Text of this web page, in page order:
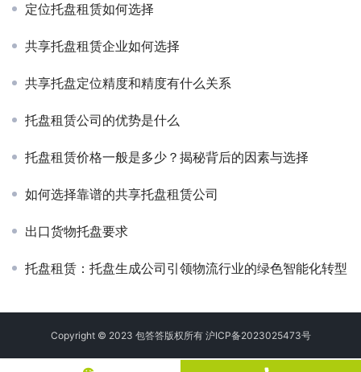
定位托盘租赁如何选择
共享托盘租赁企业如何选择
共享托盘定位精度和精度有什么关系
托盘租赁公司的优势是什么
托盘租赁价格一般是多少？揭秘背后的因素与选择
如何选择靠谱的共享托盘租赁公司
出口货物托盘要求
托盘租赁：托盘生成公司引领物流行业的绿色智能化转型
Copyright © 2023 包答答版权所有 沪ICP备2023025473号